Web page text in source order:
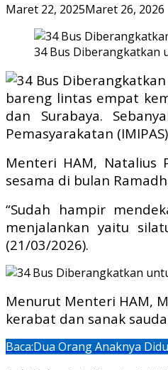
Maret 22, 2025Maret 26, 2026
34 Bus Diberangkatkan
bareng lintas empat
dan Surabaya.
Pemasyarakatan
Menteri HAM, Natalius
sesama di bulan
“Sudah hampir
menjalankan yaitu
(21/03/2026).
Menurut Menteri HAM,
kerabat dan sanak
Baca:Dua Orang Anaknya